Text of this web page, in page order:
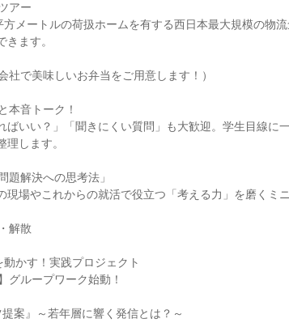
アー
メートルの荷扱ホームを有する西日本最大規模の物
ます。
で美味しいお弁当をご用意します！）
本音トーク！
ばいい？」「聞きにくい質問」も大歓迎。学生目線に
します。
題解決への思考法」
場やこれからの就活で役立つ「考える力」を磨くミニ
解散
かす！実践プロジェクト
グループワーク始動！
案』～若年層に響く発信とは？～